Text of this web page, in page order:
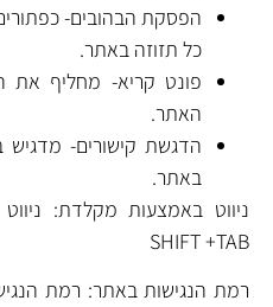
הפסקת הבהובים-
כל תזוזה באתר.
פונט קריא- מחליף את
האתר.
הדגשת קישורים- מדגיש
באתר.
ניווט באמצעות מקלדת:
SHIFT +TAB
רמת הנגישות באתר: רמת